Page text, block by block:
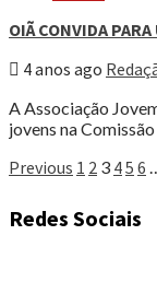
OIÃ CONVIDA
4 anos ago
A Associação
jovens na
Paginação
dos
Previous 1 2 3 45 6
Redes Sociais